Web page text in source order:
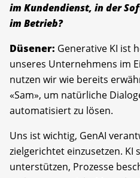
im Kundendienst, in der
im Betrieb?
Düsener: Generative KI ist
unseres Unternehmens im
nutzen wir wie bereits
«Sam», um natürliche
automatisiert zu lösen.
Uns ist wichtig, GenAI
zielgerichtet einzusetzen. KI
unterstützen, Prozesse